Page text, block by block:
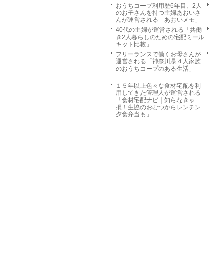
おうちコープ利用歴6年目、2人
のお子さんを持つ主婦あおいさ
んが運営される「あおいメモ」
40代の主婦が運営される「共働
き2人暮らしのための宅配ミール
キット比較」
フリーランスで働くお母さんが
運営される「神奈川県４人家族
のおうちコープのある生活」
１５年以上色々な食材宅配を利
用してきた管理人が運営される
「食材宅配ナビ｜知らなきゃ
損！生協のおむつからレンチン
夕食弁当も」